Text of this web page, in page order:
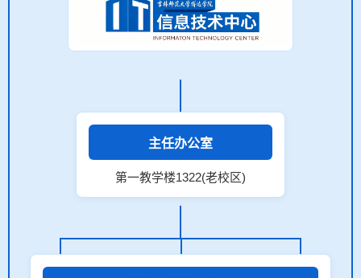
主任办公室
第一教学楼1322(老校区)